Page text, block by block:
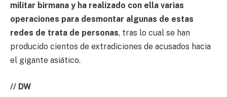
militar birmana y ha realizado con ella varias
operaciones para desmontar algunas de estas
redes de trata de personas, tras lo cual se han
producido cientos de extradiciones de acusados hacia
el gigante asiático.
// DW